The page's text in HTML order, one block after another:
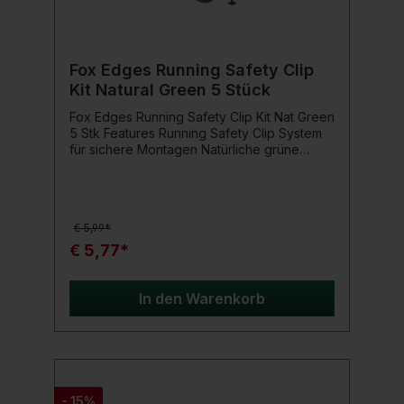
Fox Edges Running Safety Clip
Kit Natural Green 5 Stück
Fox Edges Running Safety Clip Kit Nat Green
5 Stk Features Running Safety Clip System
für sichere Montagen Natürliche grüne
Hersteller: Fox Kategorie: Karpfenangeln
Einsatzbereich Das Fox Edges Running
Safety Clip Kit ist perfekt für Karpfenangler,
die eine sichere und unauffällige Montage
wünschen. Die natürliche grüne Farbe sorgt
während das durchdachte Design eine
Lieferumfang 5 Running Safety Clip Kits in
€ 5,99*
€ 5,77*
In den Warenkorb
- 15%